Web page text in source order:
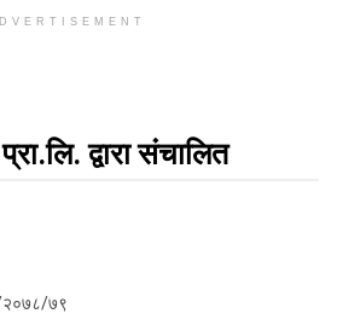
द्वारा संचालित
२०७८/७९